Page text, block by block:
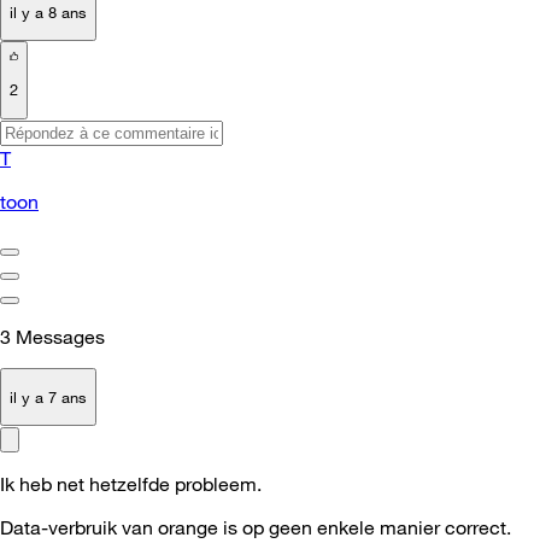
il y a 8 ans
2
T
toon
3 Messages
il y a 7 ans
Ik heb net hetzelfde probleem.
Data-verbruik van orange is op geen enkele manier correct.